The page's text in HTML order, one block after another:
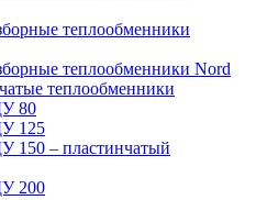
теплообменники
теплообменники Nord
теплообменники
80
125
150 – пластинчатый
200